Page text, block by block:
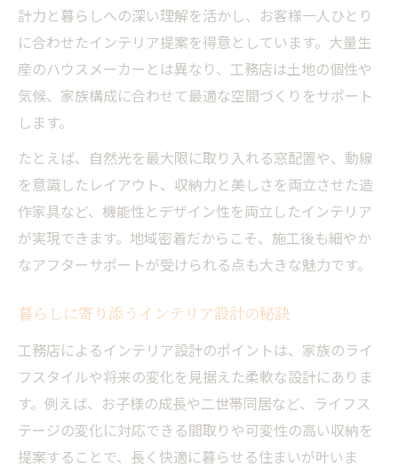
計力と暮らしへの深い理解を活かし、お客様一人ひとり
に合わせたインテリア提案を得意としています。大量生
産のハウスメーカーとは異なり、工務店は土地の個性や
気候、家族構成に合わせて最適な空間づくりをサポート
します。
たとえば、自然光を最大限に取り入れる窓配置や、動線
を意識したレイアウト、収納力と美しさを両立させた造
作家具など、機能性とデザイン性を両立したインテリア
が実現できます。地域密着だからこそ、施工後も細やか
なアフターサポートが受けられる点も大きな魅力です。
暮らしに寄り添うインテリア設計の秘訣
工務店によるインテリア設計のポイントは、家族のライ
フスタイルや将来の変化を見据えた柔軟な設計にありま
す。例えば、お子様の成長や二世帯同居など、ライフス
テージの変化に対応できる間取りや可変性の高い収納を
提案することで、長く快適に暮らせる住まいが叶いま